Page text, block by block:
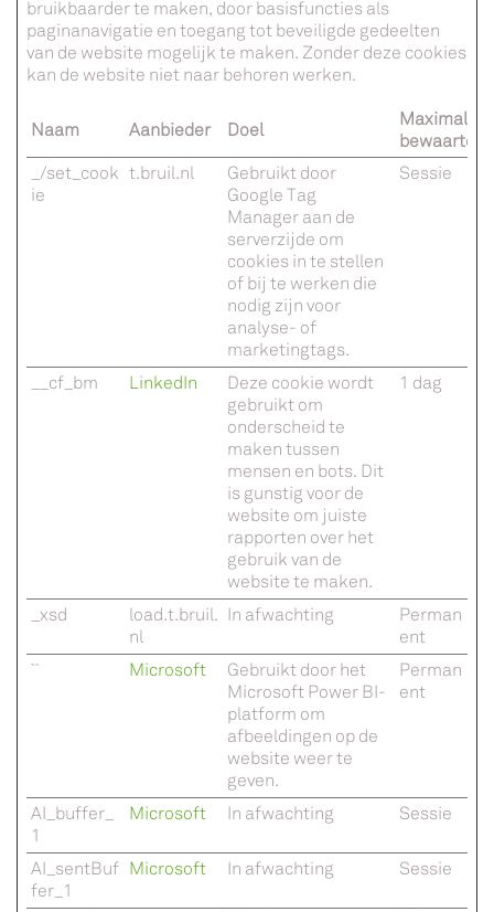
bruikbaarder te maken, door basisfuncties als
paginanavigatie en toegang tot beveiligde gedeelten
van de website mogelijk te maken. Zonder deze cookies
kan de website niet naar behoren werken.
Naam Aanbieder Doel
Maximale
_/set_cook
ie
t.bruil.nl
Gebruikt door
Google Tag
Manager aan de
serverzijde om
cookies in te stellen
of bij te werken die
nodig zijn voor
analyse- of
marketingtags.
Sessie
__cf_bm LinkedIn
Deze cookie wordt
gebruikt om
onderscheid te
maken tussen
mensen en bots. Dit
is gunstig voor de
website om juiste
rapporten over het
gebruik van de
website te maken.
1 dag
_xsd
load.t.bruil.
nl
In afwachting
Perman
ent
``
Microsoft
Gebruikt door het
Microsoft Power BI-
platform om
afbeeldingen op de
website weer te
geven.
Perman
ent
AI_buffer_
1
Microsoft In afwachting Sessie
AI_sentBuf
fer_1
Microsoft In afwachting Sessie